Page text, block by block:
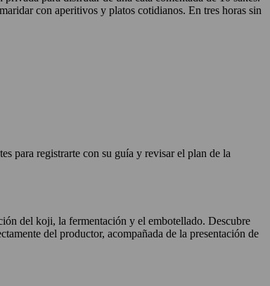
con aperitivos y platos cotidianos. En tres horas sin
para registrarte con su guía y revisar el plan de la
del koji, la fermentación y el embotellado. Descubre
del productor, acompañada de la presentación de